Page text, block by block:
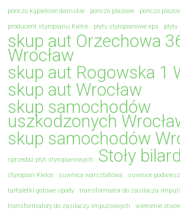
ponczo kąpielowe damskie
ponczo plażowe
ponczo
producent styropianu Kielce
płyty styropianowe eps
skup aut Orzechowa
Wrocław
skup aut Rogowska 1
skup aut Wrocław
skup samochodów
uszkodzonych
skup samochodów
sprzedaż płyt styropianowych Stoły
styropian Kielce suwnica warsztatowa
suwnice
tartaletki gotowe spody
transformator do zasilacza
transformatory do zasilaczy impulsowych
wiercenie